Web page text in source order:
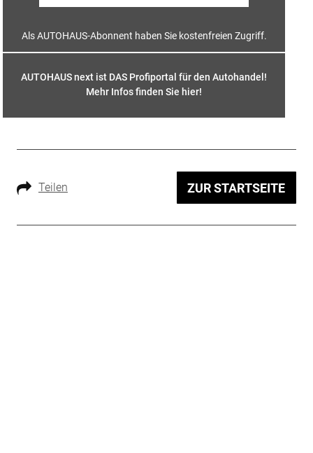
Als AUTOHAUS-Abonnent haben Sie kostenfreien Zugriff.
AUTOHAUS next ist DAS Profiportal für den Autohandel!
Mehr Infos finden Sie hier!
Teilen ZUR STARTSEITE